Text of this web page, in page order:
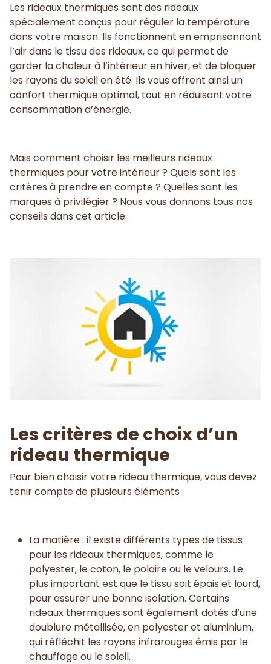
Les rideaux thermiques sont des rideaux
spécialement conçus pour réguler la température
dans votre maison. Ils fonctionnent en emprisonnant
l’air dans le tissu des rideaux, ce qui permet de
garder la chaleur à l’intérieur en hiver, et de bloquer
les rayons du soleil en été. Ils vous offrent ainsi un
confort thermique optimal, tout en réduisant votre
consommation d’énergie.
Mais comment choisir les meilleurs rideaux
thermiques pour votre intérieur ? Quels sont les
critères à prendre en compte ? Quelles sont les
marques à privilégier ? Nous vous donnons tous nos
conseils dans cet article.
Les critères de choix d’un
rideau thermique
Pour bien choisir votre rideau thermique, vous devez
tenir compte de plusieurs éléments :
La matière : il existe différents types de tissus
pour les rideaux thermiques, comme le
polyester, le coton, le polaire ou le velours. Le
plus important est que le tissu soit épais et lourd,
pour assurer une bonne isolation. Certains
rideaux thermiques sont également dotés d’une
doublure métallisée, en polyester et aluminium,
qui réfléchit les rayons infrarouges émis par le
chauffage ou le soleil.